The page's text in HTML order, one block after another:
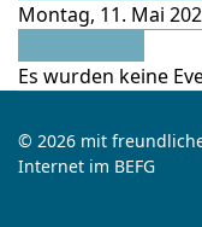
Montag, 11. Mai
Es wurden keine
© 2026 mit
Internet im BEFG